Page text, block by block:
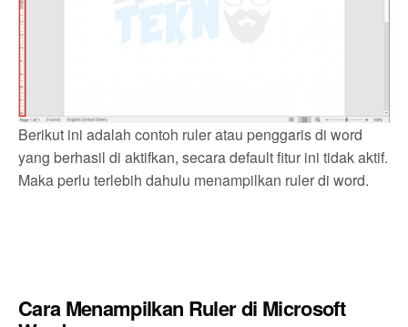
Berikut ini adalah contoh ruler atau penggaris di word
yang berhasil di aktifkan, secara default fitur ini tidak aktif.
Maka perlu terlebih dahulu menampilkan ruler di word.
Cara Menampilkan Ruler di Microsoft